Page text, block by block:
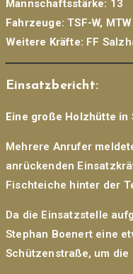
Mannschaftsstärke: 13
Fahrzeuge: TSF-W, MTW
Weitere Kräfte: FF
Einsatzbericht:
Eine große Holzhütte in
Mehrere Anrufer
anrückenden
Fischteiche hinter der
Da die Einsatzstelle
Stephan Boenert eine
Schützenstraße, um